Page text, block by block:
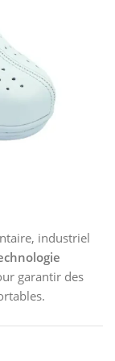
industriel
garantir des